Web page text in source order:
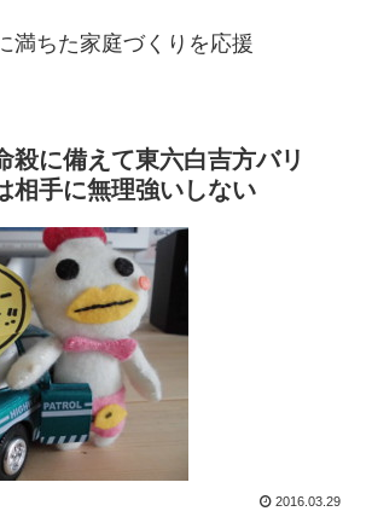
満ちた家庭づくりを応援
殺に備えて東六白吉方バリ
相手に無理強いしない
2016.03.29